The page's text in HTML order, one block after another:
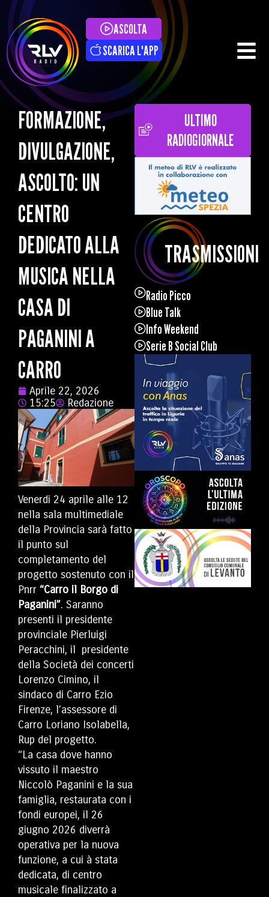
ASCOLTA
SCARICA L'APP
FORMAZIONE,
DIVULGAZIONE,
ASCOLTO: UN
CENTRO
DEDICATO ALLA
MUSICA NELLA
CASA DI
PAGANINI A
CARRO
Aprile 22, 2026
15:25
Redazione
Venerdi 24 aprile alle 12
nella sala multimediale
della Provincia sarà fatto
il punto sul
completamento del
progetto sostenuto con il
Pnrr “Carro il Borgo di
Paganini”. Saranno
presenti il presidente
provinciale Pierluigi
Peracchini, il presidente
della Società dei concerti
Lorenzo Cimino, il
sindaco di Carro Ezio
Firenze, l’assessore di
Carro Loriano Isolabella,
Rup del progetto.
“La casa dove hanno
vissuto il maestro
Niccolò Paganini e la sua
famiglia, restaurata con i
fondi europei, il 26
giugno 2026 diverrà
operativa per la nuova
funzione, a cui à stata
dedicata, di centro
musicale finalizzato a
ULTIMO
RADIOGIORNALE
TRASMISSIONI
Radio Picco
Blue Talk
Info Weekend
Serie B Social Club